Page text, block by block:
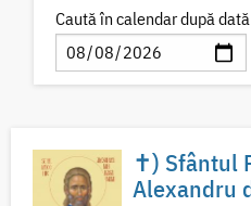
Caută în calendar după dată
✝) Sfântul
Alexandru